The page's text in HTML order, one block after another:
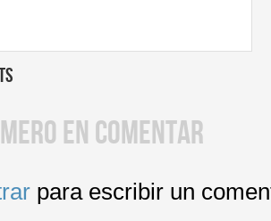
EN COMENTAR
para escribir un